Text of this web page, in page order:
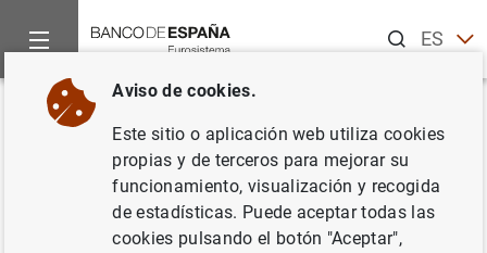
ESEN
Inicio Noticias y eventos
Volver
Estado financiero consolidado
del Eurosistema a 14 de agosto
de 2015
Aviso de cookies.
Este sitio o aplicación web utiliza cookies
propias y de terceros para mejorar su
funcionamiento, visualización y recogida
de estadísticas. Puede aceptar todas las
cookies pulsando el botón "Aceptar",